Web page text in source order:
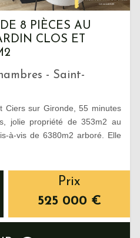
8 PIÈCES AU
CLOS ET
- Saint-
Ciers sur Gironde, 55 minutes
jolie propriété de 353m2 au
à-vis de 6380m2 arboré. Elle
Prix
525 000 €